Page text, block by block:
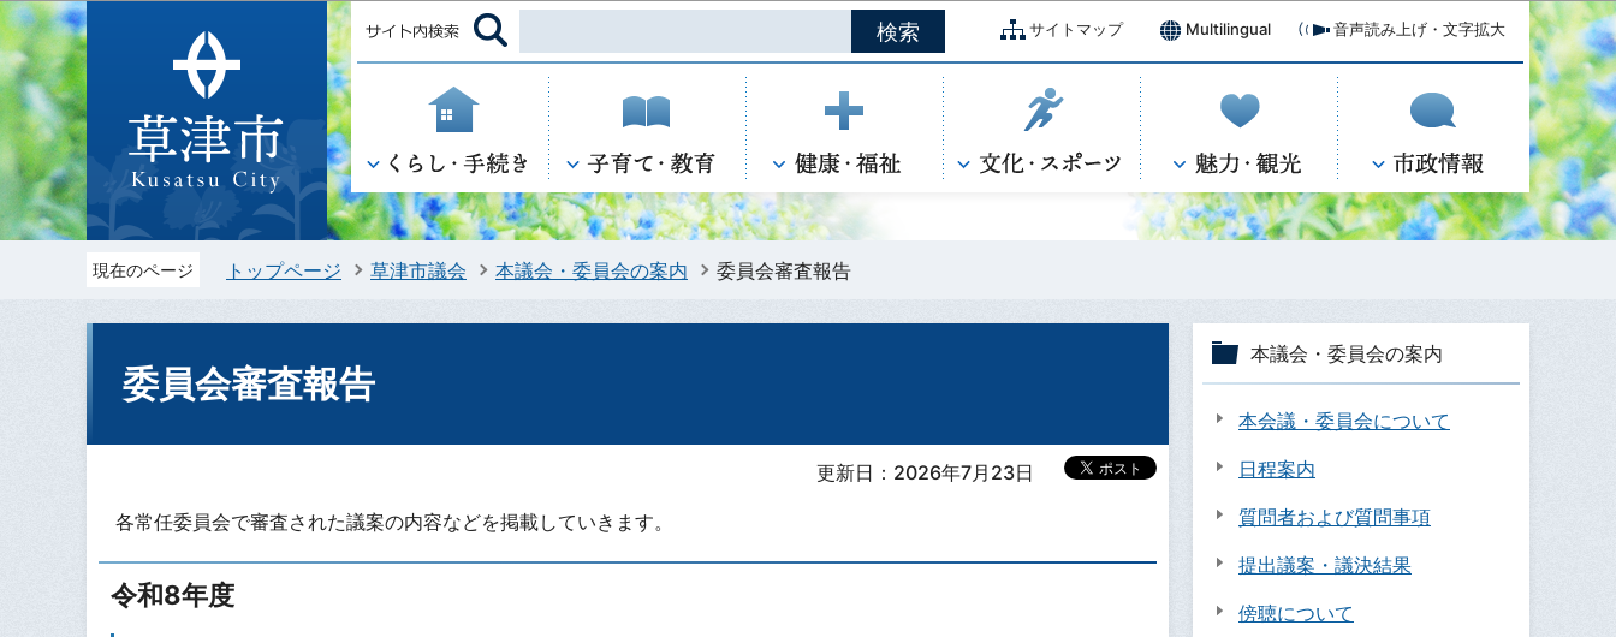
このページの本文へ移動
サイトマップ Multilingual 音声読み上げ・文字拡大
現在のページ トップページ 草津市議会 本議会・委員会の案内 委員会審査報告
委員会審査報告
更新日：2026年7月23日
各常任委員会で審査された議案の内容などを掲載していきます。
令和8年度
本議会・委員会の案内
本会議・委員会について
日程案内
質問者および質問事項
提出議案・議決結果
傍聴について